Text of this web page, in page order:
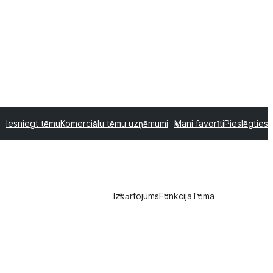
Iesniegt tēmuKomerciālu tēmu uzņēmumi Mani favorītiPieslēgties
IzkārtojumsFunkcijaTēma